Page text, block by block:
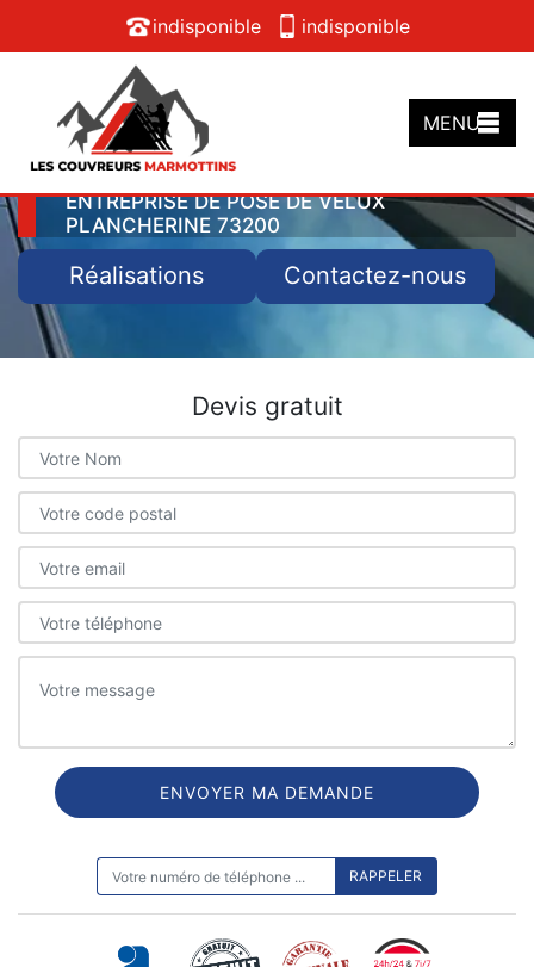
indisponible indisponible
MENU
ENTREPRISE DE POSE DE VELUX
PLANCHERINE 73200
Réalisations Contactez-nous
Devis gratuit